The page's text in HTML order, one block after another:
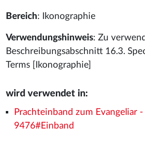
Bereich: Ikonographie
Verwendungshinweis: Zu
Beschreibungsabschnitt 16.3.
Terms [Ikonographie]
wird verwendet in:
Prachteinband zum Evangeliar -
9476#Einband